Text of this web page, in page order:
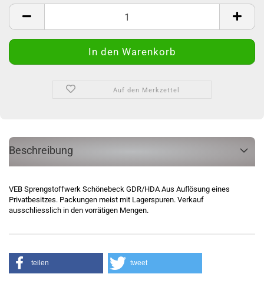
Pack
Auf den Merkzettel
Beschreibung
VEB Sprengstoffwerk Schönebeck GDR/HDA Aus Auflösung eines
Privatbesitzes. Packungen meist mit Lagerspuren. Verkauf
ausschliesslich in den vorrätigen Mengen.
teilen tweet